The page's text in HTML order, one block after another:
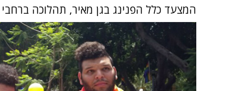
המצעד כלל הפנינג בגן מאיר, תהלוכה